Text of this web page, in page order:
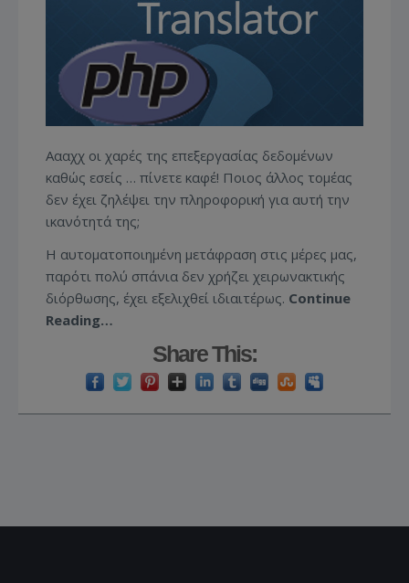
Αααχχ οι χαρές της επεξεργασίας δεδομένων
καθώς εσείς … πίνετε καφέ! Ποιος άλλος τομέας
δεν έχει ζηλέψει την πληροφορική για αυτή την
ικανότητά της;
Η αυτοματοποιημένη μετάφραση στις μέρες μας,
παρότι πολύ σπάνια δεν χρήζει χειρωνακτικής
διόρθωσης, έχει εξελιχθεί ιδιαιτέρως. Continue
Reading…
Share This: